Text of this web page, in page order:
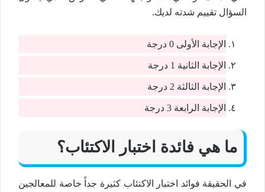
السؤال تقييم شدته لديك.
الإجابة الأولى 0 درجة
الإجابة الثانية 1 درجة
الإجابة الثالثة 2 درجة
الإجابة الرابعة 3 درجة
ما هي فائدة اختبار الاكتئاب؟
في الحقيقة فوائد اختبار الاكتئاب كثيرة جداً خاصة للمعالجين